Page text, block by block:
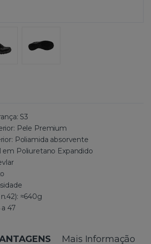
S3
Pele Premium
Poliamida absorvente
em Poliuretano Expandido
≈640g
47
Mais Informação